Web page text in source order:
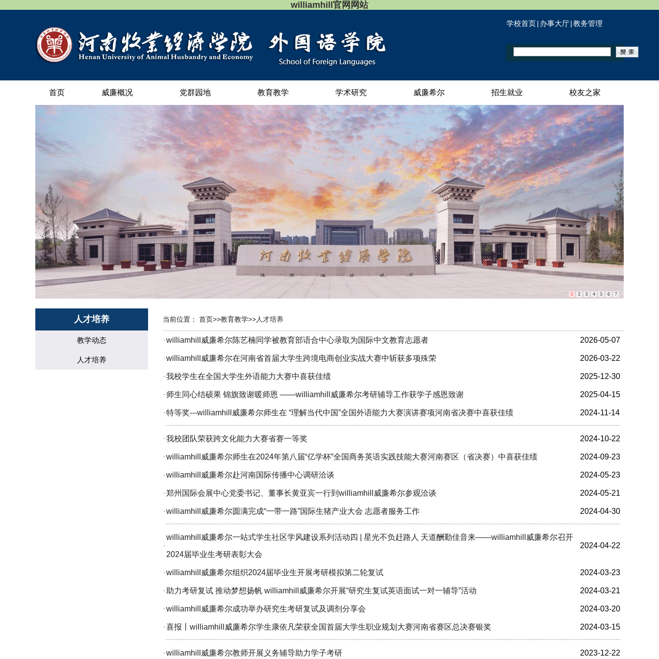
williamhill官网网站
学校首页| 办事大厅|教务管理
首页 威廉概况 党群园地 教育教学 学术研究 威廉希尔 招生就业 校友之家
1 2 3 4 5 6 7
人才培养
教学动态
人才培养
当前位置： 首页>>教育教学>>人才培养
· williamhill威廉希尔陈艺楠同学被教育部语合中心录取为国际中文教育志愿者 2026-05-07
· williamhill威廉希尔在河南省首届大学生跨境电商创业实战大赛中斩获多项殊荣 2026-03-22
· 我校学生在全国大学生外语能力大赛中喜获佳绩 2025-12-30
· 师生同心结硕果 锦旗致谢暖师恩 ——williamhill威廉希尔考研辅导工作获学子感恩致谢 2025-04-15
· 特等奖---williamhill威廉希尔师生在 “理解当代中国”全国外语能力大赛演讲赛项河南省决赛中喜获佳绩 2024-11-14
· 我校团队荣获跨文化能力大赛省赛一等奖 2024-10-22
· williamhill威廉希尔师生在2024年第八届“亿学杯”全国商务英语实践技能大赛河南赛区（省决赛）中喜获佳绩 2024-09-23
· williamhill威廉希尔赴河南国际传播中心调研洽谈 2024-05-23
· 郑州国际会展中心党委书记、董事长黄亚宾一行到williamhill威廉希尔参观洽谈 2024-05-21
· williamhill威廉希尔圆满完成“一带一路”国际生猪产业大会 志愿者服务工作 2024-04-30
·
williamhill威廉希尔一站式学生社区学风建设系列活动四 | 星光不负赶路人 天道酬勤佳音来——williamhill威廉希尔召开
2024届毕业生考研表彰大会
2024-04-22
· williamhill威廉希尔组织2024届毕业生开展考研模拟第二轮复试 2024-03-23
· 助力考研复试 推动梦想扬帆 williamhill威廉希尔开展“研究生复试英语面试一对一辅导”活动 2024-03-21
· williamhill威廉希尔成功举办研究生考研复试及调剂分享会 2024-03-20
· 喜报丨williamhill威廉希尔学生康依凡荣获全国首届大学生职业规划大赛河南省赛区总决赛银奖 2024-03-15
· williamhill威廉希尔教师开展义务辅导助力学子考研 2023-12-22